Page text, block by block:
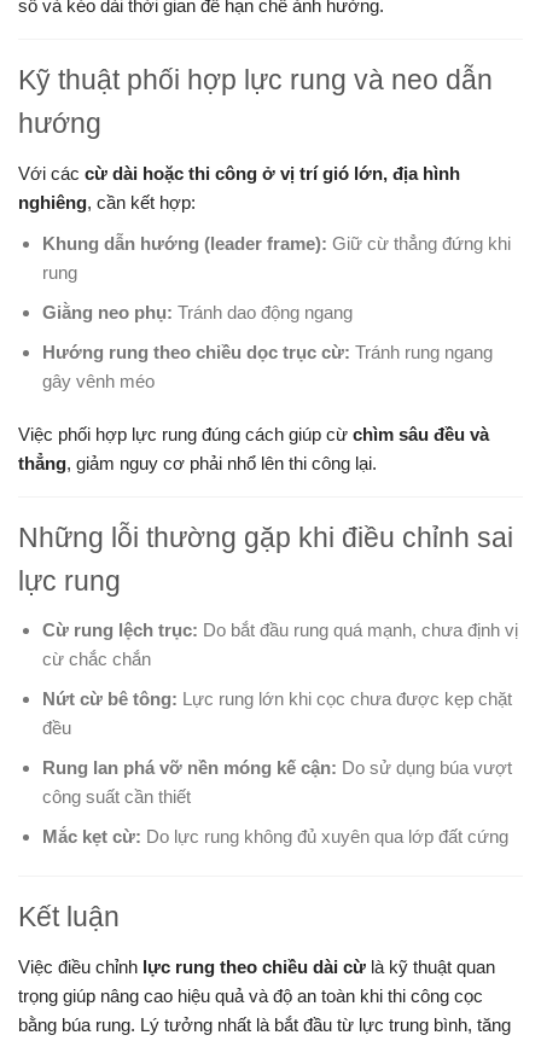
số và kéo dài thời gian để hạn chế ảnh hưởng.
Kỹ thuật phối hợp lực rung và neo dẫn
hướng
Với các cừ dài hoặc thi công ở vị trí gió lớn, địa hình
nghiêng, cần kết hợp:
Khung dẫn hướng (leader frame): Giữ cừ thẳng đứng khi
rung
Giằng neo phụ: Tránh dao động ngang
Hướng rung theo chiều dọc trục cừ: Tránh rung ngang
gây vênh méo
Việc phối hợp lực rung đúng cách giúp cừ chìm sâu đều và
thẳng, giảm nguy cơ phải nhổ lên thi công lại.
Những lỗi thường gặp khi điều chỉnh sai
lực rung
Cừ rung lệch trục: Do bắt đầu rung quá mạnh, chưa định vị
cừ chắc chắn
Nứt cừ bê tông: Lực rung lớn khi cọc chưa được kẹp chặt
đều
Rung lan phá vỡ nền móng kế cận: Do sử dụng búa vượt
công suất cần thiết
Mắc kẹt cừ: Do lực rung không đủ xuyên qua lớp đất cứng
Kết luận
Việc điều chỉnh lực rung theo chiều dài cừ là kỹ thuật quan
trọng giúp nâng cao hiệu quả và độ an toàn khi thi công cọc
bằng búa rung. Lý tưởng nhất là bắt đầu từ lực trung bình, tăng